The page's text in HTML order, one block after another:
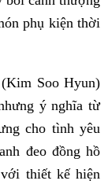
phụ kiện thời
Soo Hyun)
ý nghĩa từ
cho tình yêu
đeo đồng hồ
thiết kế hiện